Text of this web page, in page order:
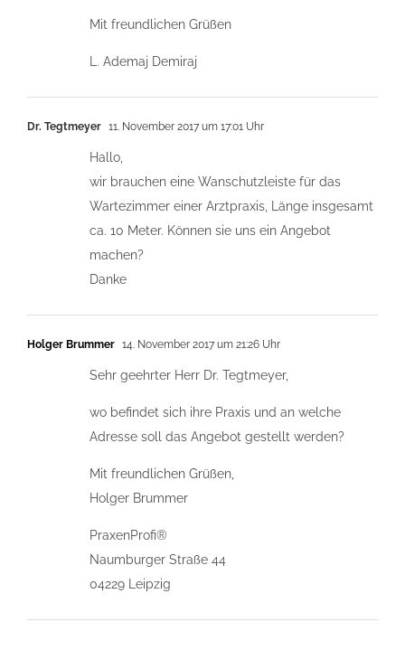
Mit freundlichen Grüßen
L. Ademaj Demiraj
Dr. Tegtmeyer 11. November 2017 um 17:01 Uhr
Hallo,
wir brauchen eine Wanschutzleiste für das
Wartezimmer einer Arztpraxis, Länge insgesamt
ca. 10 Meter. Können sie uns ein Angebot
machen?
Danke
Holger Brummer 14. November 2017 um 21:26 Uhr
Sehr geehrter Herr Dr. Tegtmeyer,
wo befindet sich ihre Praxis und an welche
Adresse soll das Angebot gestellt werden?
Mit freundlichen Grüßen,
Holger Brummer
PraxenProfi®
Naumburger Straße 44
04229 Leipzig